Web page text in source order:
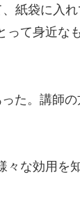
紙袋に入
て身近な
た。講師
な効用を